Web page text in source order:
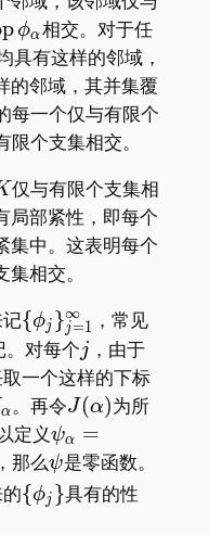
pϕα相交。对于任
具有这样的邻域，
的邻域，其并集覆
每一个仅与有限个
限个支集相交。
仅与有限个支集相
局部紧性，即每个
集中。这表明每个
相交。
\{\phi _ j\}
_
{j=1}^\infty
{ϕj }j=1
∞
，常见
。对每个jj ，由于
_ j
一个这样的下标
_ \alpha
α 。再令J(\alpha)
J(α)为所
定义\psi _
\alpha=\sum
_ {j\in
J(\alpha)}\phi
ψα
=
那么\psi
ψ是零函数。
\
{ϕj }具有的性